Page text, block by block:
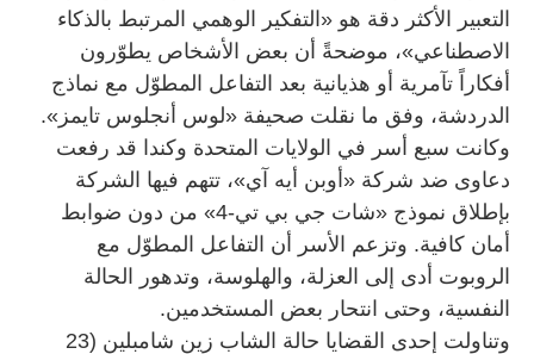
التعبير الأكثر دقة هو «التفكير الوهمي المرتبط بالذكاء
الاصطناعي»، موضحةً أن بعض الأشخاص يطوّرون
أفكاراً تآمرية أو هذيانية بعد التفاعل المطوّل مع نماذج
الدردشة، وفق ما نقلت صحيفة «لوس أنجلوس تايمز».
وكانت سبع أسر في الولايات المتحدة وكندا قد رفعت
دعاوى ضد شركة «أوبن أيه آي»، تتهم فيها الشركة
بإطلاق نموذج «شات جي بي تي-4» من دون ضوابط
أمان كافية. وتزعم الأسر أن التفاعل المطوّل مع
الروبوت أدى إلى العزلة، والهلوسة، وتدهور الحالة
النفسية، وحتى انتحار بعض المستخدمين.
وتناولت إحدى القضايا حالة الشاب زين شامبلين (23